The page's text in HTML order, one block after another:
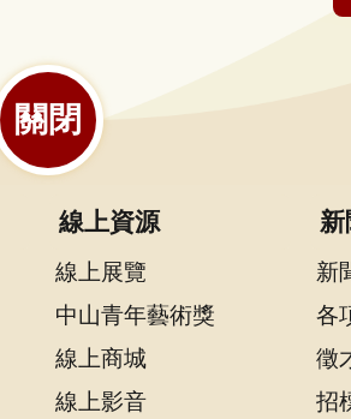
關閉
線上資源
線上展覽
中山青年藝術獎
線上商城
線上影音
新
新
各
徵
招